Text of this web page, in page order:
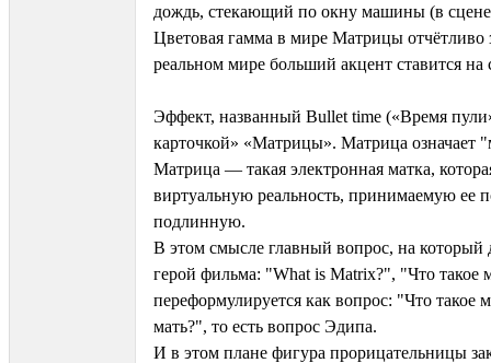
дождь, стекающий по окну машины (в
Цветовая гамма в мире Матрицы отчётливо
реальном мире больший акцент ставится на
Эффект, названный Bullet time («Время
карточкой» «Матрицы». Матрица означает
Матрица — такая электронная матка,
виртуальную реальность, принимаемую ее
подлинную.
В этом смысле главный вопрос, на который
герой фильма: "What is Matrix?", "Что такое
переформулируется как вопрос: "Что такое
мать?", то есть вопрос Эдипа.
И в этом плане фигура прорицательницы